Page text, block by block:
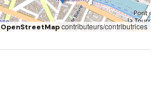
OpenStreetMapcontributeurs/contributrices